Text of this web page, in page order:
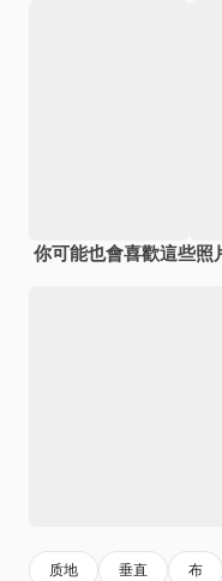
你可能也會喜歡這些照
质地 垂直 布